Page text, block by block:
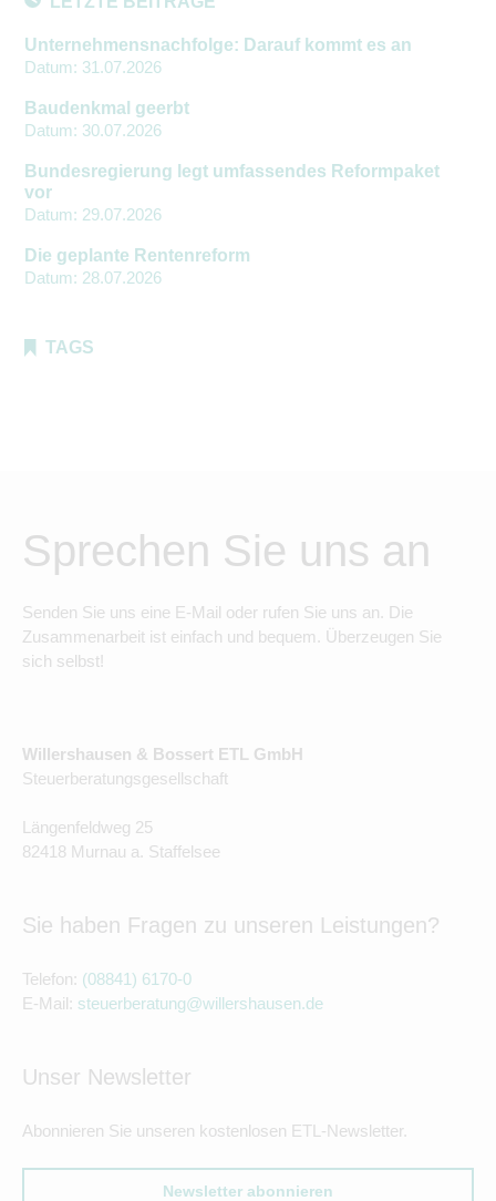
Unternehmensnachfolge: Darauf kommt es an
Datum: 31.07.2026
Baudenkmal geerbt
Datum: 30.07.2026
Bundesregierung legt umfassendes Reformpaket
vor
Datum: 29.07.2026
Die geplante Rentenreform
Datum: 28.07.2026
TAGS
Sprechen Sie uns an
Senden Sie uns eine E-Mail oder rufen Sie uns an. Die
Zusammenarbeit ist einfach und bequem. Überzeugen Sie
sich selbst!
Willershausen & Bossert ETL GmbH
Steuerberatungsgesellschaft
Längenfeldweg 25
82418 Murnau a. Staffelsee
Sie haben Fragen zu unseren Leistungen?
Telefon: (08841) 6170-0
E-Mail: steuerberatung@willershausen.de
Unser Newsletter
Abonnieren Sie unseren kostenlosen ETL-Newsletter.
Newsletter abonnieren